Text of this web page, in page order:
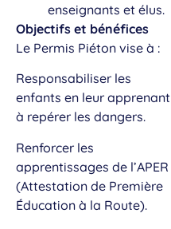
enseignants et élus.
Objectifs et bénéfices
Le Permis Piéton vise à :
Responsabiliser les
enfants en leur apprenant
à repérer les dangers.
Renforcer les
apprentissages de l’APER
(Attestation de Première
Éducation à la Route).